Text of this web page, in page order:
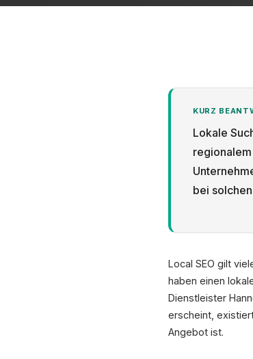
KURZ
Lokale
bei
Local SEO gilt
haben einen
Dienstleister
erscheint,
Angebot ist.